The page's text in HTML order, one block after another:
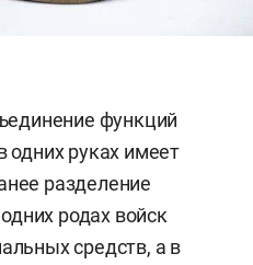
функций
одних руках имеет
разделение
родах войск
средств, а в